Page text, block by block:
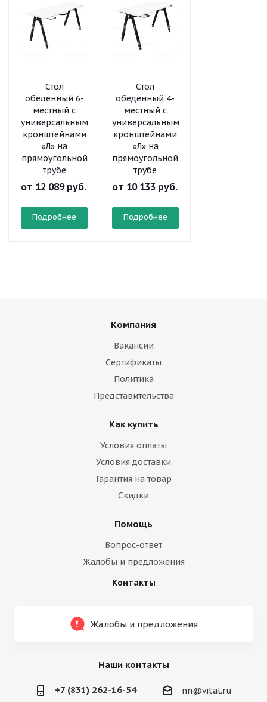
Стол
обеденный 6-
местный с
универсальными
кронштейнами
«Л» на
прямоугольной
трубе
от 12 089 руб.
Подробнее
Стол
обеденный 4-
местный с
универсальными
кронштейнами
«Л» на
прямоугольной
трубе
от 10 133 руб.
Подробнее
Компания
Вакансии
Сертификаты
Политика
Представительства
Как купить
Условия оплаты
Условия доставки
Гарантия на товар
Скидки
Помощь
Вопрос-ответ
Жалобы и предложения
Контакты
Жалобы и предложения
Наши контакты
+7 (831) 262-16-54 nn@vital.ru